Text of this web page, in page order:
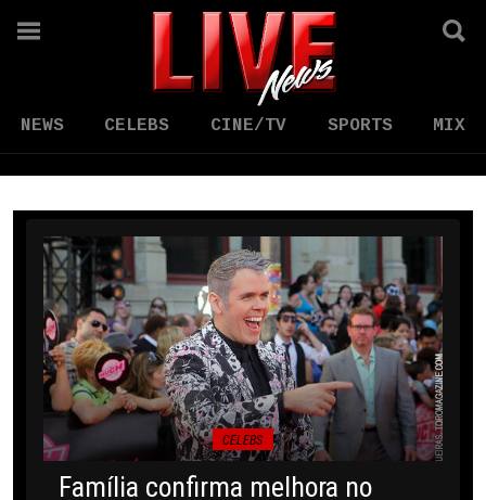
NEWS CELEBS CINE/TV SPORTS MIX
CELEBS
Família confirma melhora no